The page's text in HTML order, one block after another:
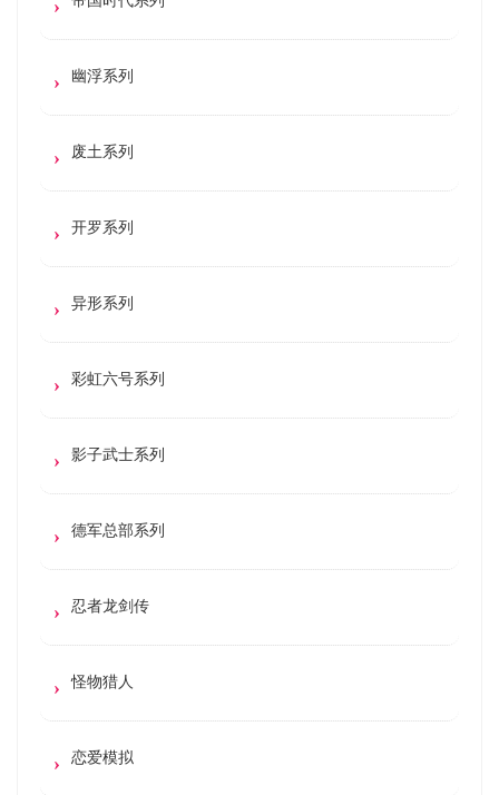
幽浮系列
废土系列
开罗系列
异形系列
彩虹六号系列
影子武士系列
德军总部系列
忍者龙剑传
怪物猎人
恋爱模拟